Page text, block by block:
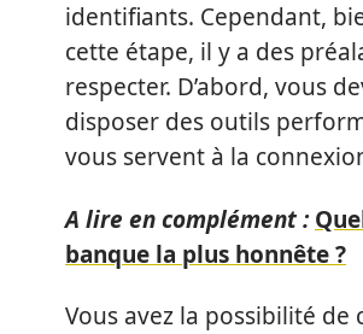
identifiants. Cependant,
cette étape, il y a des
respecter. D’abord, vous
disposer des outils
vous servent à la
A lire en complément :
banque la plus honnête ?
Vous avez la possibilité de